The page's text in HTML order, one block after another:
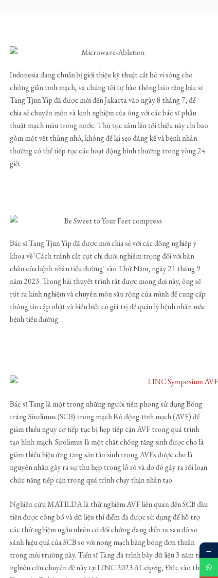
Indonesia đang chuẩn bị giới thiệu kỹ thuật cắt bỏ vi sóng cho
chứng giãn tĩnh mạch, và chúng tôi tự hào thông báo rằng bác sĩ
Tang Tjun Yip đã được mời đến Jakarta vào ngày 8 tháng 7, để
chia sẻ chuyên môn và kinh nghiệm của ông với các bác sĩ phẫu
thuật mạch máu trong nước. Thủ tục xâm lấn tối thiểu này chỉ bao
gồm một vết thủng nhỏ, không để lại sẹo đáng kể và bệnh nhân
thường có thể tiếp tục các hoạt động bình thường trong vòng 24
giờ.
Bác sĩ Tang Tjun Yip đã được mời chia sẻ với các đồng nghiệp y
khoa về 'Cách tránh cắt cụt chi dưới nghiêm trọng đối với bàn
chân của bệnh nhân tiểu đường' vào Thứ Năm, ngày 21 tháng 9
năm 2023. Trong bài thuyết trình rất được mong đợi này, ông sẽ
rút ra kinh nghiệm và chuyên môn sâu rộng của mình để cung cấp
thông tin cập nhật và hiểu biết có giá trị để quản lý bệnh nhân mắc
bệnh tiểu đường.
Bác sĩ Tang là một trong những người tiên phong sử dụng Bóng
tráng Sirolimus (SCB) trong mạch Rò động tĩnh mạch (AVF) để
giảm thiểu nguy cơ tiếp tục bị hẹp tiếp cận AVF trong quá trình
tạo hình mạch. Sirolimus là một chất chống tăng sinh được cho là
giảm thiểu hiệu ứng tăng sản tân sinh trong AVFs được cho là
nguyên nhân gây ra sự thu hẹp trong lỗ rò và do đó gây ra rối loạn
chức năng tiếp cận trong quá trình chạy thận nhân tạo.
Nghiên cứu MATILDA là thử nghiệm AVF liên quan đến SCB đầu
tiên được công bố và dữ liệu thí điểm đã được sử dụng để hỗ trợ
các thử nghiệm ngẫu nhiên có đối chứng đang diễn ra sau đó so
sánh hiệu quả của SCB so với nong mạch bằng bóng đơn thuần
trong môi trường này. Tiến sĩ Tang đã trình bày dữ liệu 3 năm từ
nghiên cứu chuyên đề này tại LINC 2023 ở Leipzig, Đức vào thứ
→